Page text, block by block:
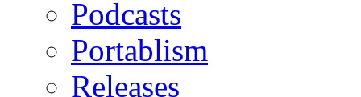
Podcasts
Portablism
Releases